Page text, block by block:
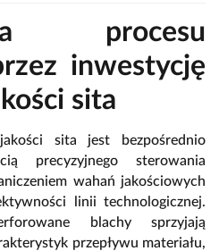
procesu
inwestycję
sita
sita jest bezpośrednio
precyzyjnego sterowania
wahań jakościowych
linii technologicznej.
blachy sprzyjają
przepływu materiału,